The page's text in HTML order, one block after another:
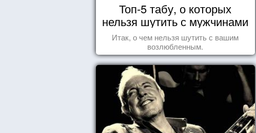
Топ-5 табу, о которых
нельзя шутить с мужчинами
Итак, о чем нельзя шутить с вашим
возлюбленным.